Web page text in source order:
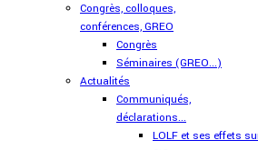
Congrès, colloques,
conférences, GREO
Congrès
Séminaires (GREO...)
Actualités
Communiqués,
déclarations...
LOLF et ses effets